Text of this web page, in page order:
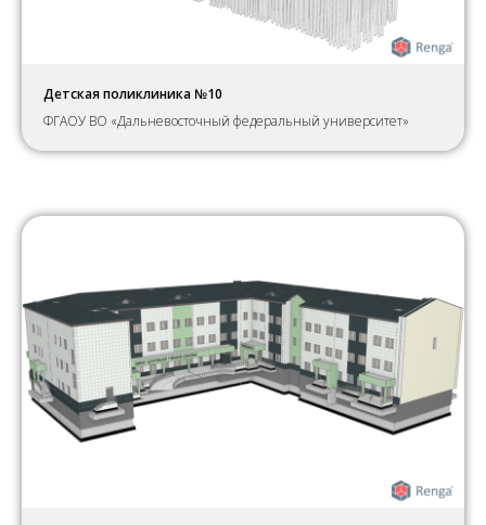
Детская поликлиника №10
ФГАОУ ВО «Дальневосточный федеральный университет»